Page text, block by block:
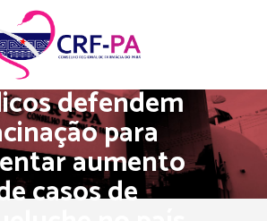
defendem
para
aumento
casos de